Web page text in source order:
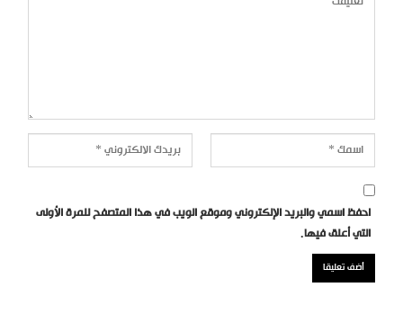
احفظ اسمي والبريد الإلكتروني وموقع الويب في هذا المتصفح للمرة الأولى
التي أعلق فيها.